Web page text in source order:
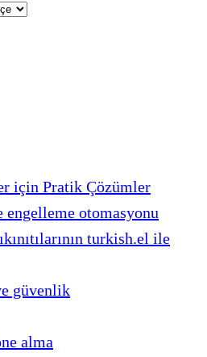
için Pratik Çözümler
otomasyonu
turkish.el ile
güvenlik
alma